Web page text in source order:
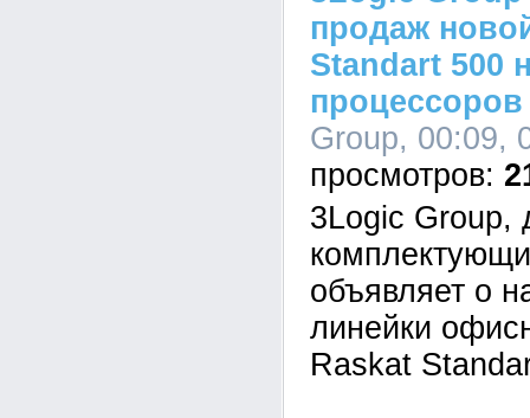
продаж
Standart 500
Group, 00:09,
3Logic Group,
объявляет о
линейки
Raskat